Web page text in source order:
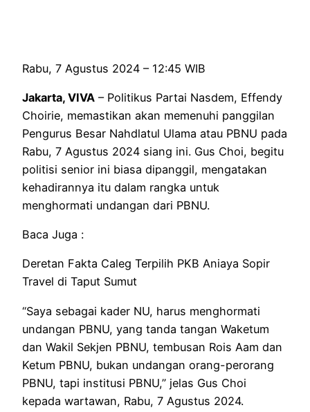
Rabu, 7 Agustus 2024 – 12:45 WIB
Jakarta, VIVA – Politikus Partai Nasdem, Effendy
Choirie, memastikan akan memenuhi panggilan
Pengurus Besar Nahdlatul Ulama atau PBNU pada
Rabu, 7 Agustus 2024 siang ini. Gus Choi, begitu
politisi senior ini biasa dipanggil, mengatakan
kehadirannya itu dalam rangka untuk
menghormati undangan dari PBNU.
Baca Juga :
Deretan Fakta Caleg Terpilih PKB Aniaya Sopir
Travel di Taput Sumut
“Saya sebagai kader NU, harus menghormati
undangan PBNU, yang tanda tangan Waketum
dan Wakil Sekjen PBNU, tembusan Rois Aam dan
Ketum PBNU, bukan undangan orang-perorang
PBNU, tapi institusi PBNU,” jelas Gus Choi
kepada wartawan, Rabu, 7 Agustus 2024.